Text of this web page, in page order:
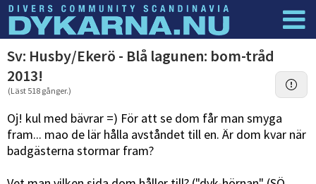
Dyknyheter Logga in
Sv: Husby/Ekerö - Blå lagunen: bom-tråd
2013!
(Läst 518 gånger.)
Oj! kul med bävrar =) För att se dom får man smyga
fram... mao de lär hålla avståndet till en. Är dom kvar när
badgästerna stormar fram?